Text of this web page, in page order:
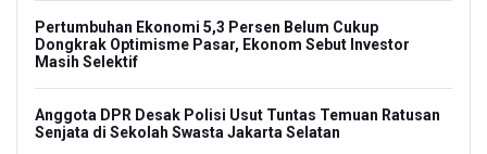
Pertumbuhan Ekonomi 5,3 Persen Belum Cukup
Dongkrak Optimisme Pasar, Ekonom Sebut Investor
Masih Selektif
Anggota DPR Desak Polisi Usut Tuntas Temuan Ratusan
Senjata di Sekolah Swasta Jakarta Selatan